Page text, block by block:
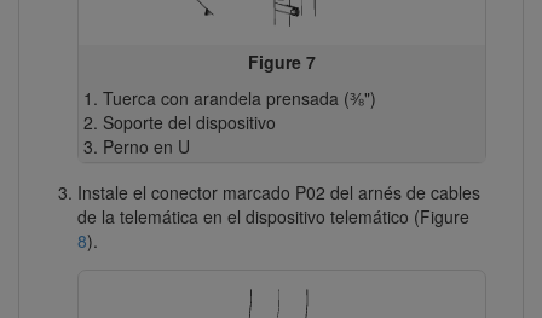
Figure 7
Tuerca con arandela prensada (⅜")
Soporte del dispositivo
Perno en U
Instale el conector marcado P02 del arnés de cables
de la telemática en el dispositivo telemático (Figure
8).